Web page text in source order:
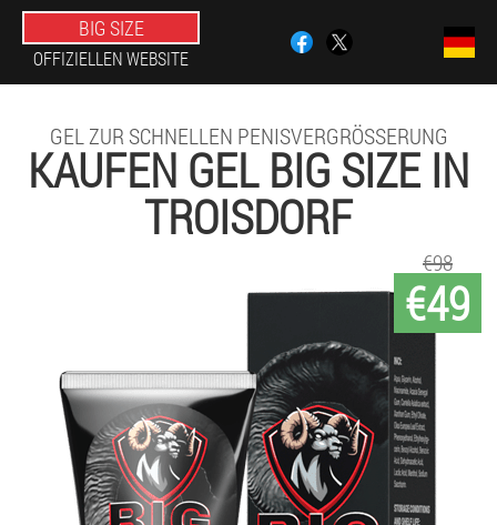
BIG SIZE
OFFIZIELLEN WEBSITE
GEL ZUR SCHNELLEN PENISVERGRÖSSERUNG
KAUFEN GEL BIG SIZE IN
TROISDORF
€49
€98